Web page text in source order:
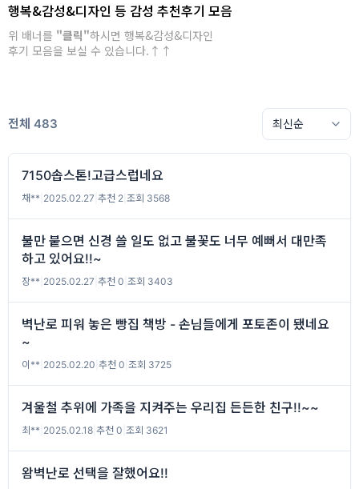
행복&감성&디자인 등 감성 추천후기 모음
위 배너를 "클릭"하시면 행복&감성&디자인
후기 모음을 보실 수 있습니다.↑↑
전체 483
7150솝스톤!고급스럽네요
채** 2025.02.27 추천 2 조회 3568
불만 붙으면 신경 쓸 일도 없고 불꽃도 너무 예뻐서 대만족
하고 있어요!!~
장** 2025.02.27 추천 0 조회 3403
벽난로 피워 놓은 빵집 책방 - 손님들에게 포토존이 됐네요
~
이** 2025.02.20 추천 0 조회 3725
겨울철 추위에 가족을 지켜주는 우리집 든든한 친구!!~~
최** 2025.02.18 추천 0 조회 3621
왐벽난로 선택을 잘했어요!!